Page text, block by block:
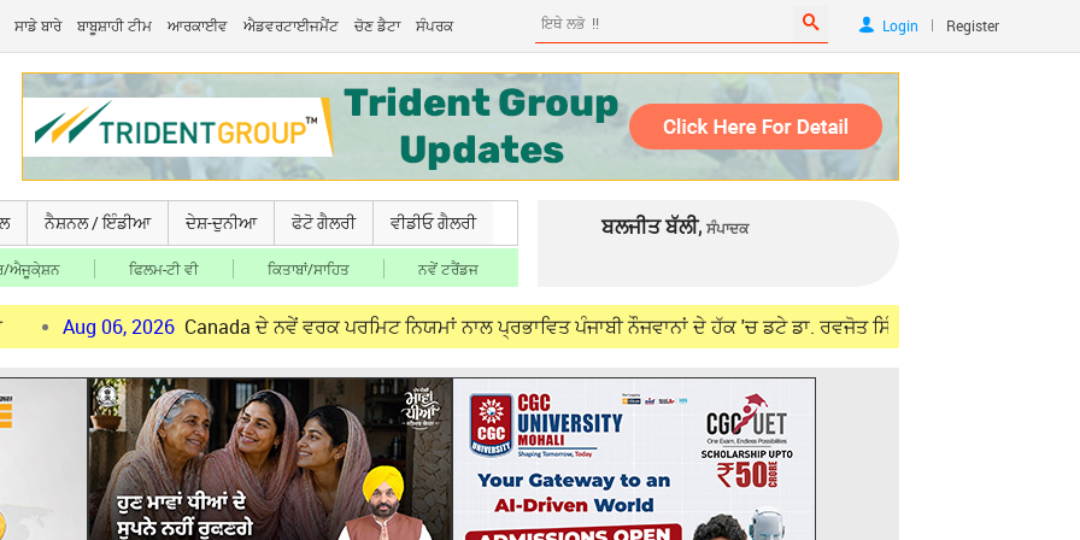
ਸਾਡੇ ਬਾਰੇ ਬਾਬੂਸ਼ਾਹੀ ਟੀਮ ਆਰਕਾਈਵ ਐਡਵਰਟਾਈਜਮੈਂਟ ਚੋਣ ਡੈਟਾ ਸੰਪਰਕ Login | Register
ਨੈਸ਼ਨਲ / ਇੰਡੀਆ ਦੇਸ਼-ਦੁਨੀਆ ਫੋਟੋ ਗੈਲਰੀ ਵੀਡੀਓ ਗੈਲਰੀ
ਐਜੂਕੇ਼ਸ਼ਨ ਫਿਲਮ-ਟੀ ਵੀ ਕਿਤਾਬਾਂ/ਸਾਹਿਤ ਨਵੇਂ ਟਰੈਂਡਜ
ਬਲਜੀਤ ਬੱਲੀ, ਸੰਪਾਦਕ
2026 Canada ਦੇ ਨਵੇਂ ਵਰਕ ਪਰਮਿਟ ਨਿਯਮਾਂ ਨਾਲ ਪ੍ਰਭਾਵਿਤ ਪੰਜਾਬੀ ਨੌਜਵਾਨਾਂ ਦੇ ਹੱਕ 'ਚ ਡਟੇ ਡਾ. ਰਵਜੋਤ ਸਿੰਘ, ਵਿਦੇਸ਼ ਮੰਤਰੀ ਜੈਸ਼ੰਕਰ ਨਾਲ